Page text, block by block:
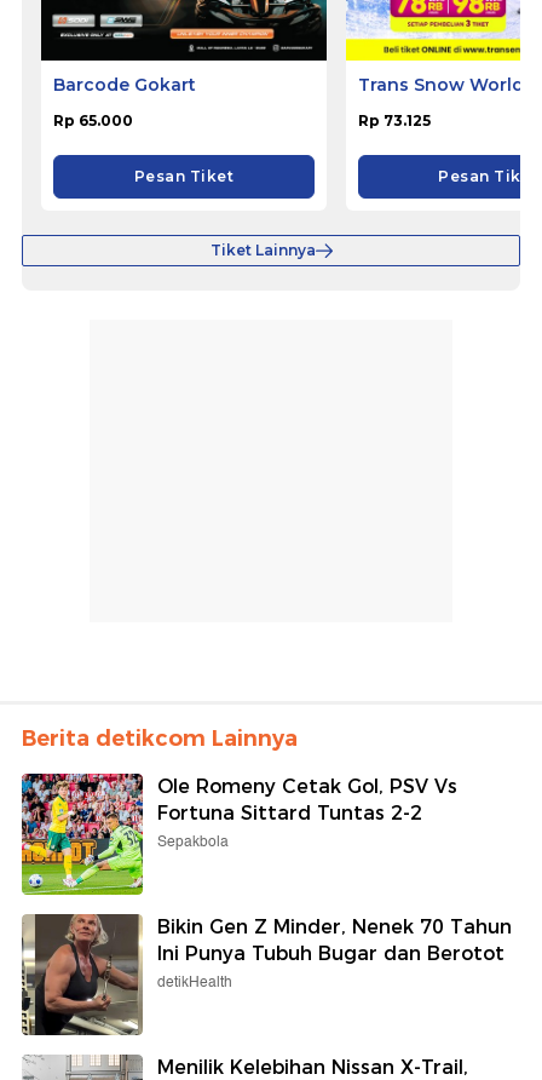
Barcode Gokart
Rp 65.000
Pesan Tiket
Trans Snow World
Rp 73.125
Pesan Tiket
Tiket Lainnya
Berita detikcom Lainnya
Ole Romeny Cetak Gol, PSV Vs
Fortuna Sittard Tuntas 2-2
Sepakbola
Bikin Gen Z Minder, Nenek 70 Tahun
Ini Punya Tubuh Bugar dan Berotot
detikHealth
Menilik Kelebihan Nissan X-Trail,